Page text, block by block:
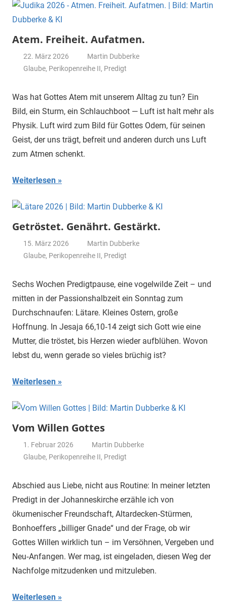
Atem. Freiheit. Aufatmen.
22. März 2026
Martin Dubberke
Glaube, Perikopenreihe II, Predigt
Was hat Gottes Atem mit unserem Alltag zu tun? Ein
Bild, ein Sturm, ein Schlauchboot — Luft ist halt mehr als
Physik. Luft wird zum Bild für Gottes Odem, für seinen
Geist, der uns trägt, befreit und anderen durch uns Luft
zum Atmen schenkt.
Weiterlesen
Getröstet. Genährt. Gestärkt.
15. März 2026
Martin Dubberke
Glaube, Perikopenreihe II, Predigt
Sechs Wochen Predigtpause, eine vogelwilde Zeit – und
mitten in der Passionshalbzeit ein Sonntag zum
Durchschnaufen: Lätare. Kleines Ostern, große
Hoffnung. In Jesaja 66,10‑14 zeigt sich Gott wie eine
Mutter, die tröstet, bis Herzen wieder aufblühen. Wovon
lebst du, wenn gerade so vieles brüchig ist?
Weiterlesen
Vom Willen Gottes
1. Februar 2026
Martin Dubberke
Glaube, Perikopenreihe II, Predigt
Abschied aus Liebe, nicht aus Routine: In meiner letzten
Predigt in der Johanneskirche erzähle ich von
ökumenischer Freundschaft, Altardecken‑Stürmen,
Bonhoeffers „billiger Gnade“ und der Frage, ob wir
Gottes Willen wirklich tun – im Versöhnen, Vergeben und
Neu‑Anfangen. Wer mag, ist eingeladen, diesen Weg der
Nachfolge mitzudenken und mitzuleben.
Weiterlesen